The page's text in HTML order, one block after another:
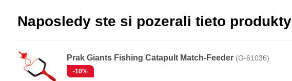
Naposledy ste si pozerali tieto produkty
Prak Giants Fishing Catapult Match-Feeder (G-61036)
-10%